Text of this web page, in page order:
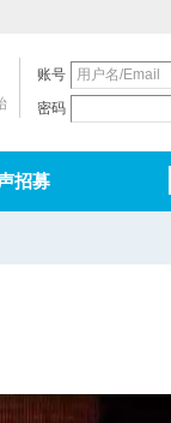
账号
密码
招募